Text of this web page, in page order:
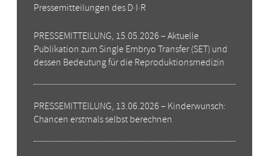
Pressemitteilungen des D·I·R
PRESSEMITTEILUNG, 15.05.2026 – Aktuelle
Publikation zum Single Embryo Transfer (SET) und
dessen Bedeutung für die Reproduktionsmedizin
PRESSEMITTEILUNG, 13.06.2026 – Kinderwunsch:
Chancen erstmals selbst berechnen